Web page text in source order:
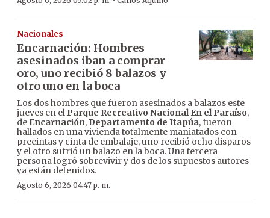
Nacionales
Encarnación: Hombres
asesinados iban a comprar
oro, uno recibió 8 balazos y
otro uno en la boca
Los dos hombres que fueron asesinados a balazos este
jueves en el Parque Recreativo Nacional En el Paraíso,
de Encarnación, Departamento de Itapúa, fueron
hallados en una vivienda totalmente maniatados con
precintas y cinta de embalaje, uno recibió ocho disparos
y el otro sufrió un balazo en la boca. Una tercera
persona logró sobrevivir y dos de los supuestos autores
ya están detenidos.
Agosto 6, 2026 04:47 p. m.